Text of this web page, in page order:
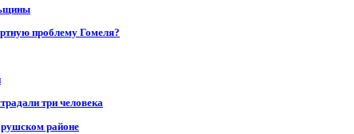
проблему Гомеля?
три человека
районе